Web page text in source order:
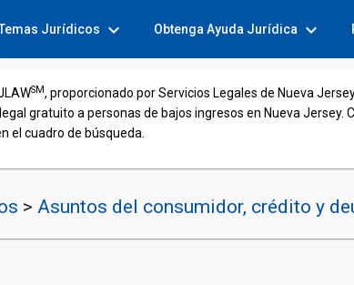
Jurídicos expand_more Obtenga Ayuda Jurídica expand_more
SM, proporcionado por Servicios Legales de Nueva
gratuito a personas de bajos ingresos en Nueva Jersey.
el cuadro de búsqueda.
> Asuntos del consumidor, crédito y